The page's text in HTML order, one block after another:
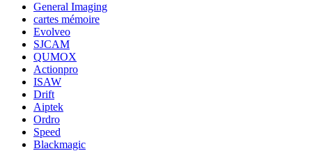
General Imaging
cartes mémoire
Evolveo
SJCAM
QUMOX
Actionpro
ISAW
Drift
Aiptek
Ordro
Speed
Blackmagic